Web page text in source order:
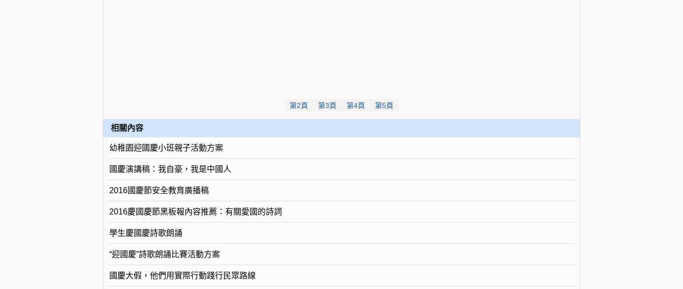
第2頁 第3頁 第4頁 第5頁
相關內容
幼稚園迎國慶小班親子活動方案
國慶演講稿：我自豪，我是中國人
2016國慶節安全教育廣播稿
2016慶國慶節黑板報內容推薦：有關愛國的詩詞
學生慶國慶詩歌朗誦
“迎國慶”詩歌朗誦比賽活動方案
國慶大假，他們用實際行動踐行民眾路線